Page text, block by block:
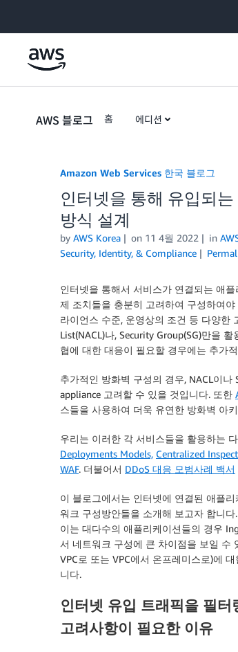
AWS 블로그 홈 에디션
Amazon Web Services 한국 블로그
인터넷을 통해 유입되
방식 설계
by AWS Korea on 11 4월 2022 in
Security, Identity, & Compliance
인터넷을 통해서 서비스가 연결되는 애
제 조치들을 충분히 고려하여 구성하여
라이언스 수준, 운영상의 조건 등 다양한
List(NACL)나, Security Group(SG)만을
협에 대한 대응이 필요할 경우에는 추가
추가적인 방화벽 구성의 경우, NACL이나
appliance 고려할 수 있을 것입니다. 또한
스들을 사용하여 더욱 유연한 방화벽 아
우리는 이러한 각 서비스들을 활용하는
Deployments Models, Centralized
WAF. 더불어서 DDoS 대응 모범사례 백서
이 블로그에서는 인터넷에 연결된 애플
워크 구성방안들을 소개해 보고자 합니
이는 대다수의 애플리케이션들의 경우
서 네트워크 구성에 큰 차이점을 보일 수
VPC로 또는 VPC에서 온프레미스로)에
니다.
인터넷 유입 트래픽을 필
고려사항이 필요한 이유